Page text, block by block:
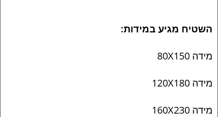
השטיח מגיע במידות:
מידה 80X150
מידה 120X180
מידה 160X230